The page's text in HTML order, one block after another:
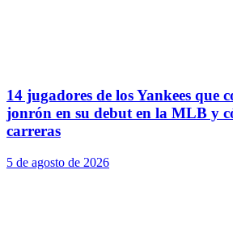
14 jugadores de los Yankees que
jonrón en su debut en la MLB y
carreras
5 de agosto de 2026